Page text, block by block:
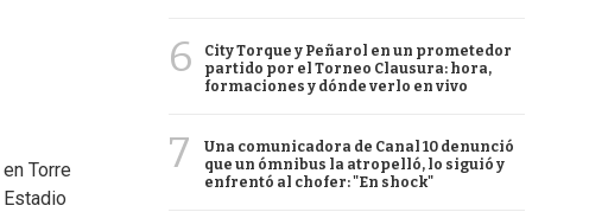
Torre
6
City Torque y Peñarol en un prometedor
partido por el Torneo Clausura: hora,
formaciones y dónde verlo en vivo
7
Una comunicadora de Canal 10 denunció
que un ómnibus la atropelló, lo siguió y
enfrentó al chofer: "En shock"